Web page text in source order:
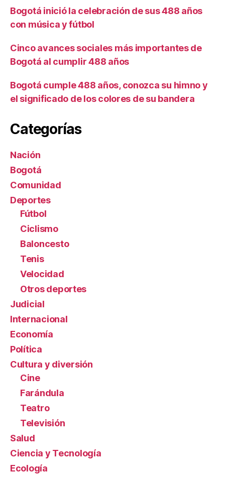
Bogotá inició la celebración de sus 488 años
con música y fútbol
Cinco avances sociales más importantes de
Bogotá al cumplir 488 años
Bogotá cumple 488 años, conozca su himno y
el significado de los colores de su bandera
Categorías
Nación
Bogotá
Comunidad
Deportes
Fútbol
Ciclismo
Baloncesto
Tenis
Velocidad
Otros deportes
Judicial
Internacional
Economía
Política
Cultura y diversión
Cine
Farándula
Teatro
Televisión
Salud
Ciencia y Tecnología
Ecología